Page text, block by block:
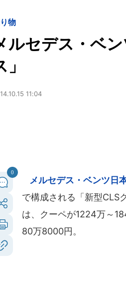
物
ルセデス・ベ
」
11:04
0
メルセデス・ベンツ日
で構成される「新型CLS
は、クーペが1224万～
80万8000円。